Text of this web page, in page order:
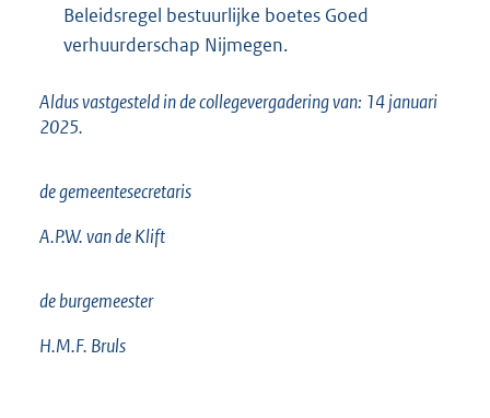
Beleidsregel bestuurlijke boetes Goed
verhuurderschap Nijmegen.
Aldus vastgesteld in de collegevergadering van: 14 januari
2025.
de gemeentesecretaris
A.P.W. van de Klift
de burgemeester
H.M.F. Bruls